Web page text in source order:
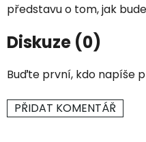
představu o tom, jak
Diskuze (0)
Buďte první, kdo napíše
PŘIDAT KOMENTÁŘ